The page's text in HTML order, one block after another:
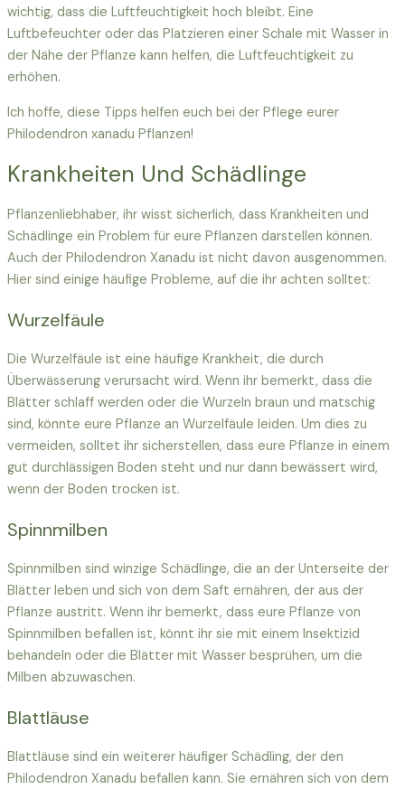
wichtig, dass die Luftfeuchtigkeit hoch bleibt. Eine
Luftbefeuchter oder das Platzieren einer Schale mit Wasser in
der Nähe der Pflanze kann helfen, die Luftfeuchtigkeit zu
erhöhen.
Ich hoffe, diese Tipps helfen euch bei der Pflege eurer
Philodendron xanadu Pflanzen!
Krankheiten Und Schädlinge
Pflanzenliebhaber, ihr wisst sicherlich, dass Krankheiten und
Schädlinge ein Problem für eure Pflanzen darstellen können.
Auch der Philodendron Xanadu ist nicht davon ausgenommen.
Hier sind einige häufige Probleme, auf die ihr achten solltet:
Wurzelfäule
Die Wurzelfäule ist eine häufige Krankheit, die durch
Überwässerung verursacht wird. Wenn ihr bemerkt, dass die
Blätter schlaff werden oder die Wurzeln braun und matschig
sind, könnte eure Pflanze an Wurzelfäule leiden. Um dies zu
vermeiden, solltet ihr sicherstellen, dass eure Pflanze in einem
gut durchlässigen Boden steht und nur dann bewässert wird,
wenn der Boden trocken ist.
Spinnmilben
Spinnmilben sind winzige Schädlinge, die an der Unterseite der
Blätter leben und sich von dem Saft ernähren, der aus der
Pflanze austritt. Wenn ihr bemerkt, dass eure Pflanze von
Spinnmilben befallen ist, könnt ihr sie mit einem Insektizid
behandeln oder die Blätter mit Wasser besprühen, um die
Milben abzuwaschen.
Blattläuse
Blattläuse sind ein weiterer häufiger Schädling, der den
Philodendron Xanadu befallen kann. Sie ernähren sich von dem